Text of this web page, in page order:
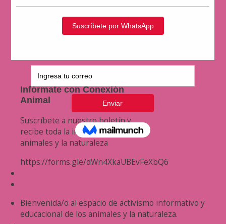
Infórmate con Conexión
Animal
Suscríbete a nuestro boletín y
recibe toda la información de los
animales y la naturaleza
https://forms.gle/dWn4XkaUBEvFeXbQ6
Bienvenida/o al espacio de activismo informativo y
educacional de los animales y la naturaleza.